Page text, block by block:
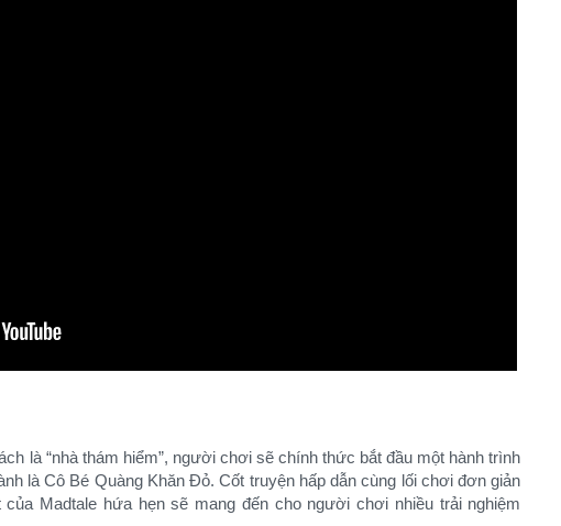
là “nhà thám hiểm”, người chơi sẽ chính thức bắt đầu một hành trình
là Cô Bé Quàng Khăn Đỏ. Cốt truyện hấp dẫn cùng lối chơi đơn giản
Madtale hứa hẹn sẽ mang đến cho người chơi nhiều trải nghiệm